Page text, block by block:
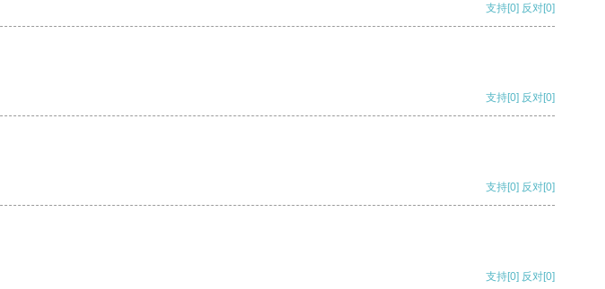
支持[0] 反对[0]
支持[0] 反对[0]
支持[0] 反对[0]
支持[0] 反对[0]